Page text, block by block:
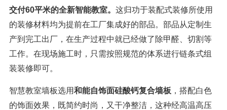
交付60平米的全新智能教室。 这归功于装配式装修所使用
的装修材料均为提前在工厂集成好的部品。部品从定制生
产到完工出厂，在生产过程中就已经做了除甲醛、切割等
工作。在现场施工时，只需按照规范的体系进行链条式组
装装修即可。
智慧教室墙板选用和能自饰面硅酸钙复合墙板 ，搭配白色
的饰面效果，既简约时尚，又干净整洁，这种经高温高压